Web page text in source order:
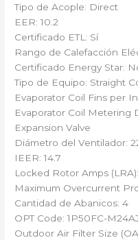
Tipo de Acople: Direct
EER: 10.2
Certificado ETL: Sí
Rango de Calefacción
Certificado Energy Star:
Tipo de Equipo: Straight
Evaporator Coil Fins per
Evaporator Coil Metering
Expansion Valve
Diámetro del Ventilador:
IEER: 14.7
Locked Rotor Amps
Maximum Overcurrent
Cantidad de Abanicos: 4
OPT Code: 1P50FC-
Outdoor Air Filter Size